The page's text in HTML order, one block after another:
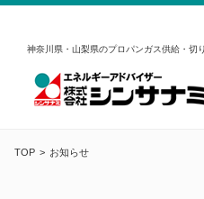
神奈川県・山梨県のプロパンガス供給・切
TOP お知らせ